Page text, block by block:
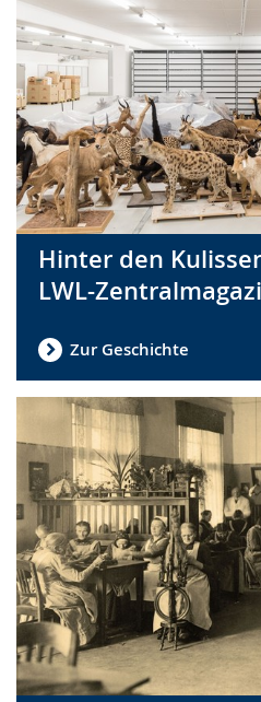
Hinter den
LWL-
Zur Geschichte